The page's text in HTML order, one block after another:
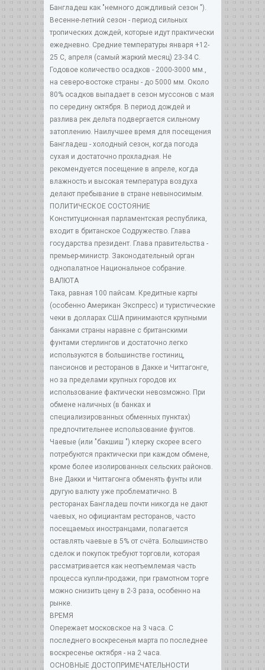
Бангладеш как "немного дождливый сезон ").
Весенне-летний сезон - период сильных
тропических дождей, которые идут практически
ежедневно. Средние температуры января +12-
25 С, апреля (самый жаркий месяц) 23-34 С.
Годовое количество осадков - 2000-3000 мм.,
на северо-востоке страны - до 5000 мм. Около
80% осадков выпадает в сезон муссонов с мая
по середину октября. В период дождей и
разлива рек дельта подвергается сильному
затоплению. Наилучшее время для посещения
Бангладеш - холодный сезон, когда погода
сухая и достаточно прохладная. Не
рекомендуется посещение в апреле, когда
влажность и высокая температура воздуха
делают пребывание в стране невыносимым.
ПОЛИТИЧЕСКОЕ СОСТОЯНИЕ
Конституционная парламентская республика,
входит в британское Содружество. Глава
государства президент. Глава правительства -
премьер-министр. Законодательный орган
однопалатное Национальное собрание.
ВАЛЮТА
Така, равная 100 пайсам. Кредитные карты
(особенно Американ Экспресс) и туристические
чеки в долларах США принимаются крупными
банками страны наравне с британскими
фунтами стерлингов и достаточно легко
используются в большинстве гостиниц,
пансионов и ресторанов в Дакке и Читтагонге,
но за пределами крупных городов их
использование фактически невозможно. При
обмене наличных (в банках и
специализированных обменных пунктах)
предпочтительнее использование фунтов.
Чаевые (или "бакшиш ") клерку скорее всего
потребуются практически при каждом обмене,
кроме более изолированных сельских районов.
Вне Дакки и Читтагонга обменять фунты или
другую валюту уже проблематично. В
ресторанах Бангладеш почти никогда не дают
чаевых, но официантам ресторанов, часто
посещаемых иностранцами, полагается
оставлять чаевые в 5% от счёта. Большинство
сделок и покупок требуют торговли, которая
рассматривается как неотъемлемая часть
процесса купли-продажи, при грамотном торге
можно снизить цену в 2-3 раза, особенно на
рынке.
ВРЕМЯ
Опережает московское на 3 часа. С
последнего воскресенья марта по последнее
воскресенье октября - на 2 часа.
ОСНОВНЫЕ ДОСТОПРИМЕЧАТЕЛЬНОСТИ